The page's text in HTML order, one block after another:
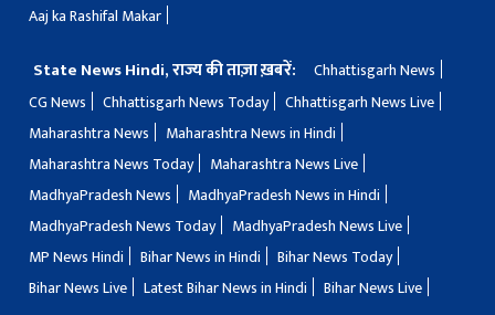
Aaj ka Rashifal Makar
State News Hindi, राज्य की ताज़ा ख़बरें:
Chhattisgarh News
CG News
Chhattisgarh News Today
Chhattisgarh News Live
Maharashtra News
Maharashtra News in Hindi
Maharashtra News Today
Maharashtra News Live
MadhyaPradesh News
MadhyaPradesh News in Hindi
MadhyaPradesh News Today
MadhyaPradesh News Live
MP News Hindi
Bihar News in Hindi
Bihar News Today
Bihar News Live
Latest Bihar News in Hindi Bihar News Live